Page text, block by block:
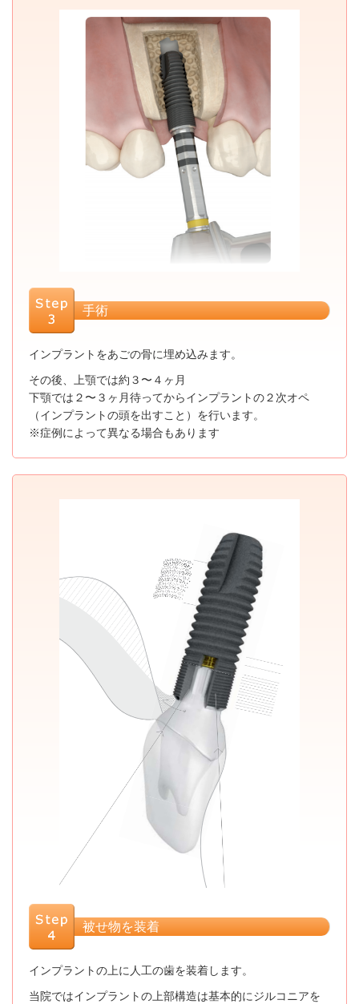
手術
インプラントをあごの骨に埋め込みます。
その後、上顎では約３〜４ヶ月
下顎では２〜３ヶ月待ってからインプラントの２次オペ
（インプラントの頭を出すこと）を行います。
※症例によって異なる場合もあります
被せ物を装着
インプラントの上に人工の歯を装着します。
当院ではインプラントの上部構造は基本的にジルコニアを